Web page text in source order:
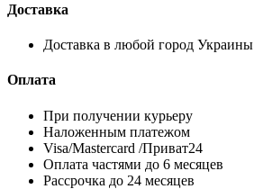
Доставка
Доставка в любой город Украины
Оплата
При получении курьеру
Наложенным платежом
Visa/Mastercard /Приват24
Оплата частями до 6 месяцев
Рассрочка до 24 месяцев